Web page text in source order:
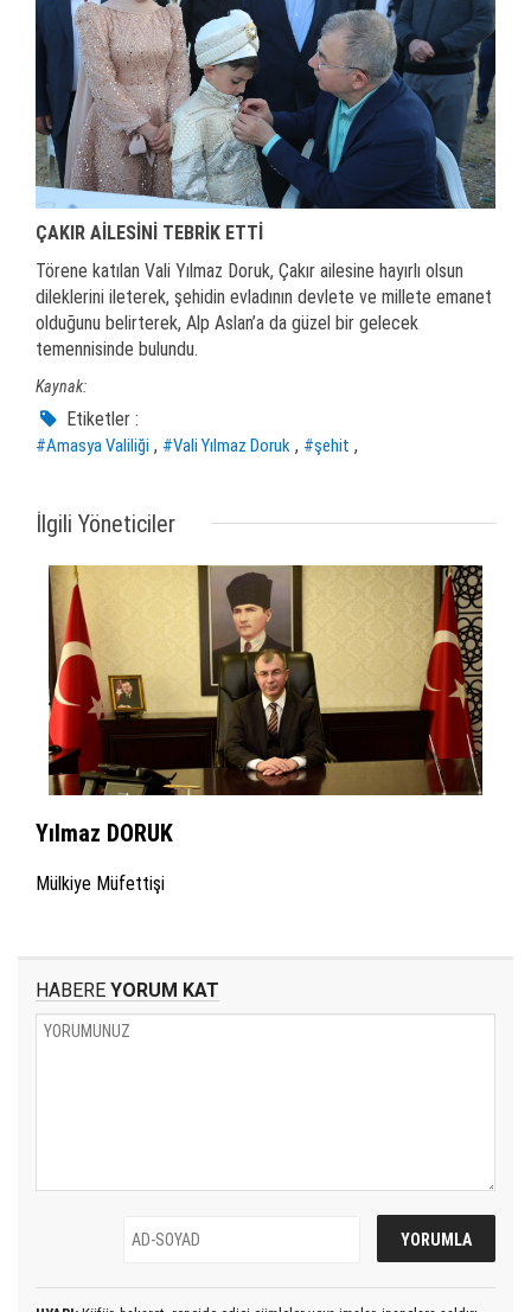
ÇAKIR AİLESİNİ TEBRİK ETTİ
Törene katılan Vali Yılmaz Doruk, Çakır ailesine hayırlı olsun
dileklerini ileterek, şehidin evladının devlete ve millete emanet
olduğunu belirterek, Alp Aslan’a da güzel bir gelecek
temennisinde bulundu.
Kaynak:
Etiketler :
#Amasya Valiliği , #Vali Yılmaz Doruk , #şehit ,
İlgili Yöneticiler
Yılmaz DORUK
Mülkiye Müfettişi
HABERE YORUM KAT